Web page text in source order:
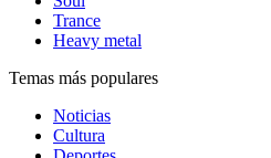
Trance
Heavy metal
Temas más populares
Noticias
Cultura